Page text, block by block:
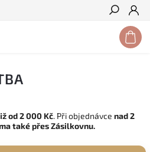
Hledat
od 2 000 Kč. Při objednávce nad 2
také přes Zásilkovnu.